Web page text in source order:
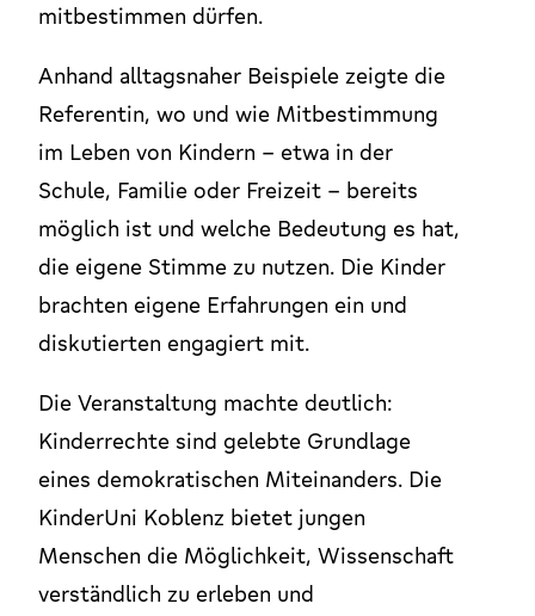
mitbestimmen dürfen.
Anhand alltagsnaher Beispiele zeigte die
Referentin, wo und wie Mitbestimmung
im Leben von Kindern – etwa in der
Schule, Familie oder Freizeit – bereits
möglich ist und welche Bedeutung es hat,
die eigene Stimme zu nutzen. Die Kinder
brachten eigene Erfahrungen ein und
diskutierten engagiert mit.
Die Veranstaltung machte deutlich:
Kinderrechte sind gelebte Grundlage
eines demokratischen Miteinanders. Die
KinderUni Koblenz bietet jungen
Menschen die Möglichkeit, Wissenschaft
verständlich zu erleben und